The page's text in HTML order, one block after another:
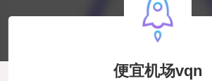
便宜机场vqn